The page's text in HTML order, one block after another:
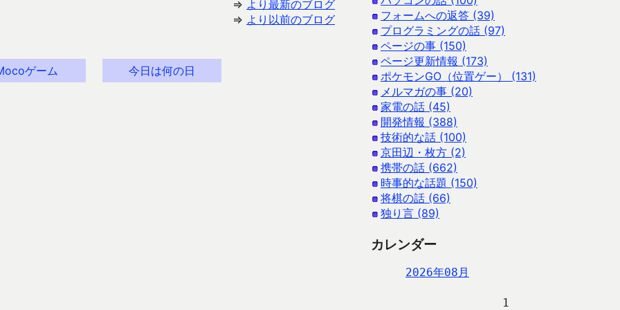
⇒ より最新のブログ
⇒ より以前のブログ
ゲーム 今日は何の日
フォームへの返答 (39)
プログラミングの話 (97)
ページの事 (150)
ページ更新情報 (173)
ポケモンGO（位置ゲー） (131)
メルマガの事 (20)
家電の話 (45)
開発情報 (388)
技術的な話 (100)
京田辺・枚方 (2)
携帯の話 (662)
時事的な話題 (150)
将棋の話 (66)
独り言 (89)
カレンダー
2026年08月
                   1